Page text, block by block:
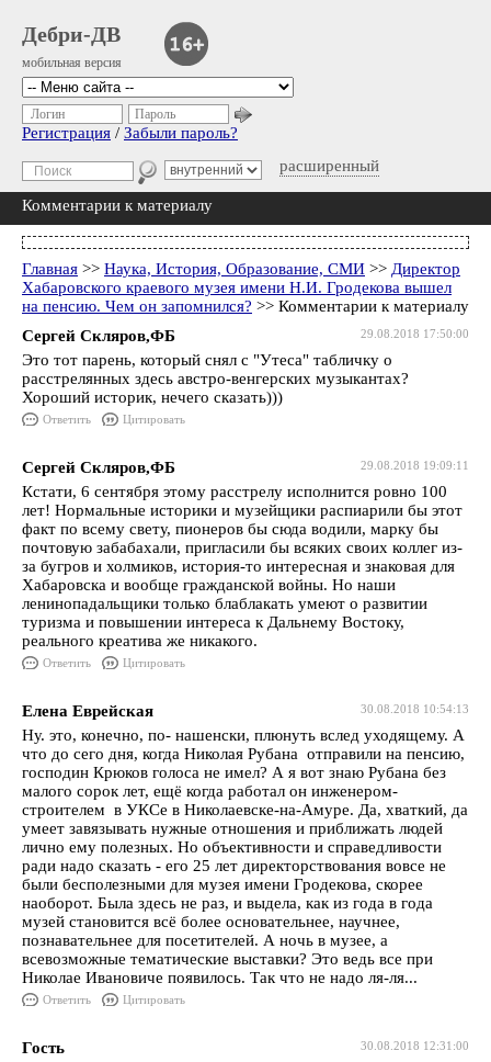
Дебри-ДВ
мобильная версия
расширенный
Логин Пароль
Регистрация / Забыли пароль?
Комментарии к материалу
Главная >> Наука, История, Образование, СМИ >> Директор
Хабаровского краевого музея имени Н.И. Гродекова вышел
на пенсию. Чем он запомнился? >> Комментарии к материалу
29.08.2018 17:50:00
Сергей Скляров,ФБ
Это тот парень, который снял с "Утеса" табличку о
расстрелянных здесь австро-венгерских музыкантах?
Хороший историк, нечего сказать)))
Ответить Цитировать
29.08.2018 19:09:11
Сергей Скляров,ФБ
Кстати, 6 сентября этому расстрелу исполнится ровно 100
лет! Нормальные историки и музейщики распиарили бы этот
факт по всему свету, пионеров бы сюда водили, марку бы
почтовую забабахали, пригласили бы всяких своих коллег из-
за бугров и холмиков, история-то интересная и знаковая для
Хабаровска и вообще гражданской войны. Но наши
ленинопадальщики только блаблакать умеют о развитии
туризма и повышении интереса к Дальнему Востоку,
реального креатива же никакого.
Ответить Цитировать
30.08.2018 10:54:13
Елена Еврейская
Ну. это, конечно, по- нашенски, плюнуть вслед уходящему. А
что до сего дня, когда Николая Рубана отправили на пенсию,
господин Крюков голоса не имел? А я вот знаю Рубана без
малого сорок лет, ещё когда работал он инженером-
строителем в УКСе в Николаевске-на-Амуре. Да, хваткий, да
умеет завязывать нужные отношения и приближать людей
лично ему полезных. Но объективности и справедливости
ради надо сказать - его 25 лет директорствования вовсе не
были бесполезными для музея имени Гродекова, скорее
наоборот. Была здесь не раз, и выдела, как из года в года
музей становится всё более основательнее, научнее,
познавательнее для посетителей. А ночь в музее, а
всевозможные тематические выставки? Это ведь все при
Николае Ивановиче появилось. Так что не надо ля-ля...
Ответить Цитировать
30.08.2018 12:31:00
Гость